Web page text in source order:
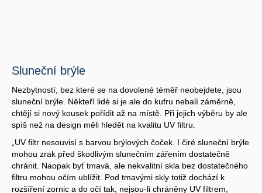
Sluneční brýle
Nezbytností, bez které se na dovolené téměř neobejdete, jsou
sluneční brýle. Někteří lidé si je ale do kufru nebalí záměrně,
chtějí si nový kousek pořídit až na místě. Při jejich výběru by ale
spíš než na design měli hledět na kvalitu UV filtru.
„UV filtr nesouvisí s barvou brýlových čoček. I čiré sluneční brýle
mohou zrak před škodlivým slunečním zářením dostatečně
chránit. Naopak byť tmavá, ale nekvalitní skla bez dostatečného
filtru mohou očím ublížit. Pod tmavými skly totiž dochází k
rozšíření zornic a do očí tak, nejsou-li chráněny UV filtrem,